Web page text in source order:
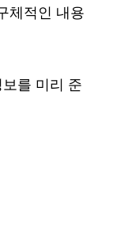
체적인 내용
를 미리 준